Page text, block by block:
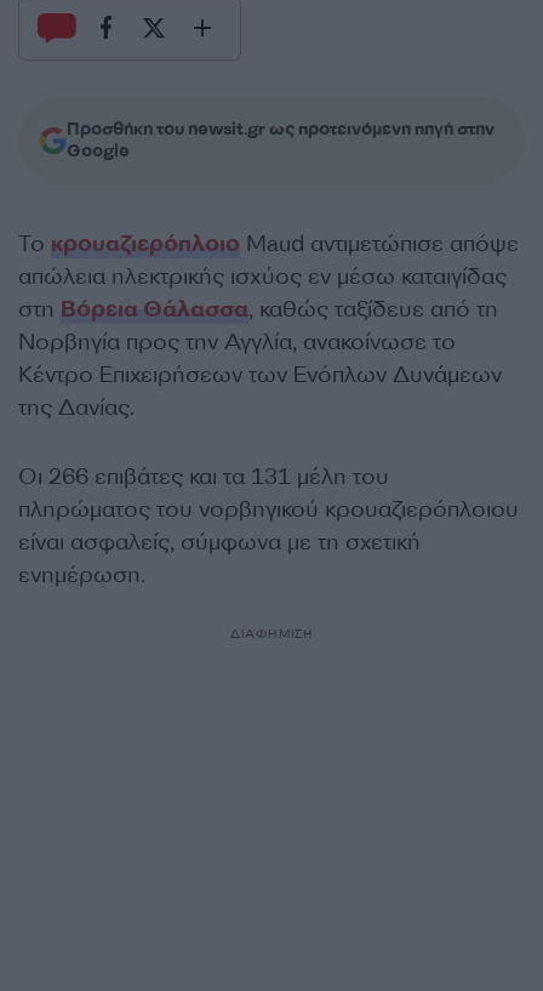
Προσθήκη του newsit.gr ως προτεινόμενη πηγή στην
Google
Το κρουαζιερόπλοιο Maud αντιμετώπισε απόψε
απώλεια ηλεκτρικής ισχύος εν μέσω καταιγίδας
στη Βόρεια Θάλασσα, καθώς ταξίδευε από τη
Νορβηγία προς την Αγγλία, ανακοίνωσε το
Κέντρο Επιχειρήσεων των Ενόπλων Δυνάμεων
της Δανίας.
Οι 266 επιβάτες και τα 131 μέλη του
πληρώματος του νορβηγικού κρουαζιερόπλοιου
είναι ασφαλείς, σύμφωνα με τη σχετική
ενημέρωση.
ΔΙΑΦΗΜΙΣΗ